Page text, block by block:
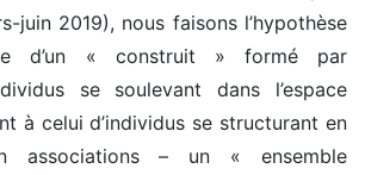
juin 2019), nous faisons l’hypothèse
d’un « construit » formé par
se soulevant dans l’espace
à celui d’individus se structurant en
associations – un « ensemble